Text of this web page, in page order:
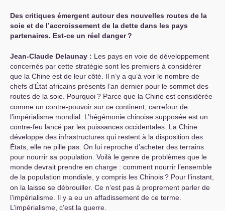
Des critiques émergent autour des nouvelles routes de la
soie et de l’accroissement de la dette dans les pays
partenaires. Est-ce un réel danger?
Jean-Claude Delaunay : Les pays en voie de développement
concernés par cette stratégie sont les premiers à considérer
que la Chine est de leur côté. Il n’y a qu’à voir le nombre de
chefs d’État africains présents l’an dernier pour le sommet des
routes de la soie. Pourquoi? Parce que la Chine est considérée
comme un contre-pouvoir sur ce continent, carrefour de
l’impérialisme mondial. L’hégémonie chinoise supposée est un
contre-feu lancé par les puissances occidentales. La Chine
développe des infrastructures qui restent à la disposition des
États, elle ne pille pas. On lui reproche d’acheter des terrains
pour nourrir sa population. Voilà le genre de problèmes que le
monde devrait prendre en charge : comment nourrir l’ensemble
de la population mondiale, y compris les Chinois? Pour l’instant,
on la laisse se débrouiller. Ce n’est pas à proprement parler de
l’impérialisme. Il y a eu un affadissement de ce terme.
L’impérialisme, c’est la guerre.